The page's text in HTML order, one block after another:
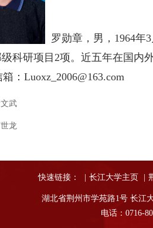
罗勋章，男，1964年
科研项目2项。近五年在国内
箱：Luoxz_2006@163.com
武
龙
快速链接： 长江大学主页
湖北省荆州市学苑路1号 长江
电话：0716-